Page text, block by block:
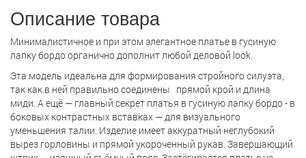
Описание товара
Минималистичное и при этом элегантное платье в гусиную
лапку бордо органично дополнит любой деловой look.
Эта модель идеальна для формирования стройного силуэта,
так как в ней правильно соединены прямой крой и длина
миди. А ещё — главный секрет платья в гусиную лапку бордо - в
боковых контрастных вставках — для визуального
уменьшения талии. Изделие имеет аккуратный неглубокий
вырез горловины и прямой укороченный рукав. Завершающий